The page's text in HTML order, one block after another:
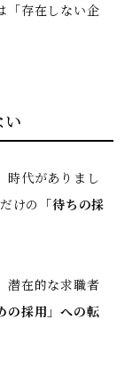
「存在しない企
い
時代がありまし
けの 「待ちの採
潜在的な求職者
の採用」への転